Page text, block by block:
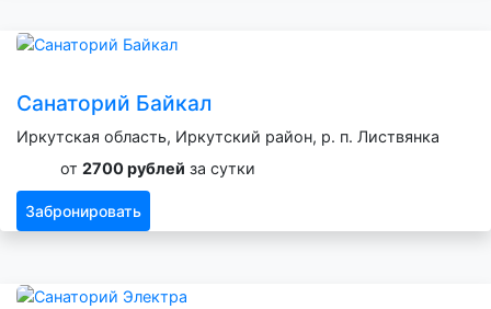
Санаторий Байкал
Иркутская область, Иркутский район, р. п. Листвянка
от 2700 рублей за сутки
Забронировать